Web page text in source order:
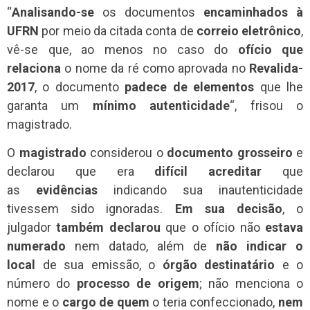
“Analisando-se os documentos encaminhados à
UFRN por meio da citada conta de correio eletrônico,
vê-se que, ao menos no caso do ofício que
relaciona o nome da ré como aprovada no Revalida-
2017, o documento padece de elementos que lhe
garanta um mínimo autenticidade“, frisou o
magistrado.
O magistrado considerou o documento grosseiro e
declarou que era difícil acreditar que
as evidências indicando sua inautenticidade
tivessem sido ignoradas. Em sua decisão, o
julgadortambém declarou que o ofício não estava
numerado nem datado, além de não indicar o
local
de sua emissão, o órgão destinatário e o
número do processo de origem; não menciona o
nome e o cargo de quem o teria confeccionado, nem